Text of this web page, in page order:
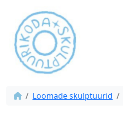
Loomade skulptuurid